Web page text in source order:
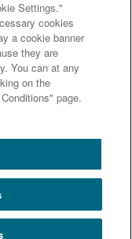
チャットで
よくある
金）第649号
資産運用業協会、
業協会
Settings."
cookies
a cookie banner
they are
You can at any
on the
page.